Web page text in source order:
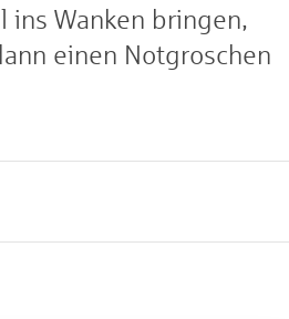
ins Wanken bringen,
einen Notgroschen